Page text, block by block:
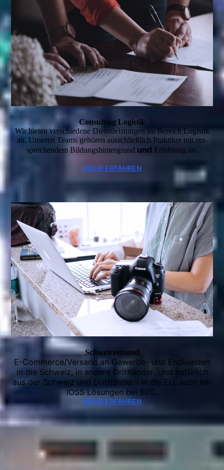
Consulting Logistik
Wir bieten verschiedene Dienstleistungen im Bereich Logistik
an. Unseren Teams gehören ausschließlich Praktiker mit ent­
sprechen­dem Bildungs­hintergrund und Erfahrung an.
MEHR ERFAHREN
Schweizversand
E-Commerce/Versand an Gewerbe- und Endkunden
in die Schweiz, in andere Drittländer. Und natürlich
aus der Schweiz und Drittländern in die EU, auch mit
IOSS Lösungen bei B2C.
MEHR ERFAHREN